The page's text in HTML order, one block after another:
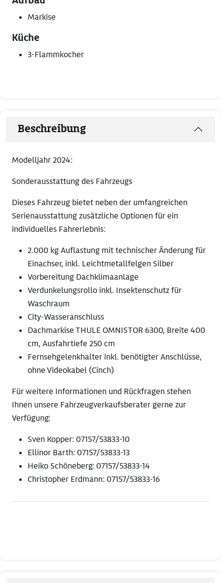
Markise
Küche
3-Flammkocher
Beschreibung
Modelljahr 2024:
Sonderausstattung des Fahrzeugs
Dieses Fahrzeug bietet neben der umfangreichen
Serienausstattung zusätzliche Optionen für ein
individuelles Fahrerlebnis:
2.000 kg Auflastung mit technischer Änderung für
Einachser, inkl. Leichtmetallfelgen Silber
Vorbereitung Dachklimaanlage
Verdunkelungsrollo inkl. Insektenschutz für
Waschraum
City-Wasseranschluss
Dachmarkise THULE OMNISTOR 6300, Breite 400
cm, Ausfahrtiefe 250 cm
Fernsehgelenkhalter inkl. benötigter Anschlüsse,
ohne Videokabel (Cinch)
Für weitere Informationen und Rückfragen stehen
Ihnen unsere Fahrzeugverkaufsberater gerne zur
Verfügung:
Sven Kopper: 07157/53833-10
Ellinor Barth: 07157/53833-13
Heiko Schöneberg: 07157/53833-14
Christopher Erdmann: 07157/53833-16